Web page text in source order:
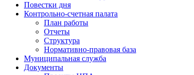
Повестки дня
Контрольно-счетная палата
План работы
Отчеты
Структура
Нормативно-правовая база
Муниципальная служба
Документы